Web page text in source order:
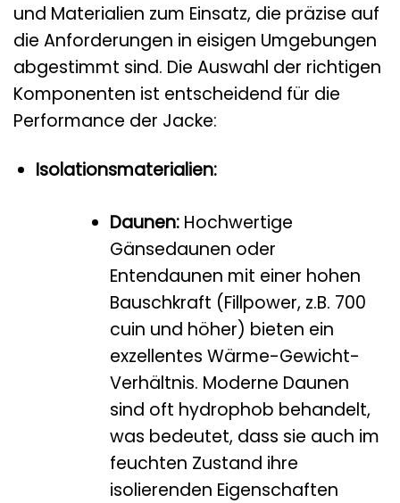
und Materialien zum Einsatz, die präzise auf
die Anforderungen in eisigen Umgebungen
abgestimmt sind. Die Auswahl der richtigen
Komponenten ist entscheidend für die
Performance der Jacke:
Isolationsmaterialien:
Daunen:Hochwertige
Gänsedaunen oder
Entendaunen mit einer hohen
Bauschkraft (Fillpower, z.B. 700
cuin und höher) bieten ein
exzellentes Wärme-Gewicht-
Verhältnis. Moderne Daunen
sind oft hydrophob behandelt,
was bedeutet, dass sie auch im
feuchten Zustand ihre
isolierenden Eigenschaften